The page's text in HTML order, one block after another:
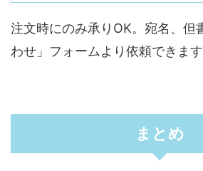
注文時にのみ承りOK。宛名、但
わせ」フォームより依頼できます
まとめ